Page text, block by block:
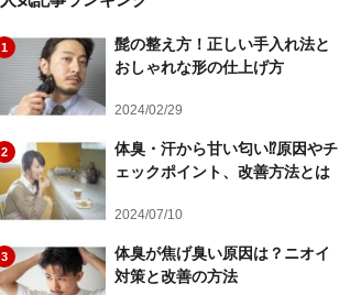
1
髭の整え方！正しい手入れ法と
おしゃれな形の仕上げ方
2024/02/29
2
体臭・汗から甘い匂い⁉原因やチ
ェックポイント、改善方法とは
2024/07/10
3
体臭が焦げ臭い原因は？ニオイ
対策と改善の方法